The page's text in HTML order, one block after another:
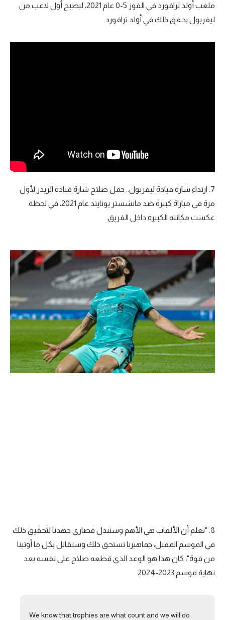
ملعب أولد ترافورد في الفوز 5-0 عام 2021، ليصبح أول لاعب من
ليفربول يحقق ذلك في أولد ترافورد.
7. ارتداء شارة قيادة ليفربول.. حمل صلاح شارة قيادة الريدز لأول
مرة في مباراة كبيرة ضد مانشستر يونايتد عام 2021، في لحظة
عكست مكانته الكبيرة داخل الفريق.
8. "نعلم أن الألقاب هي الأهم وسنبذل قصارى جهدنا لتحقيق ذلك
في الموسم المقبل، جماهيرنا تستحق ذلك وسنقاتل بكل ما أوتينا
من قوة"، كان هذا هو الوعد الذي قطعه صلاح على نفسه بعد
نهاية موسم 2023-2024.
We know that trophies are what count and we will do